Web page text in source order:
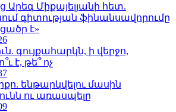
Արեգ Միքայելյանի հետ.
գիտության ֆինանսավորումը
է»
գույքահարկն, ի վերջո,
է, թե՞ ոչ
ենթարկվելու մասին
ու առասպելը